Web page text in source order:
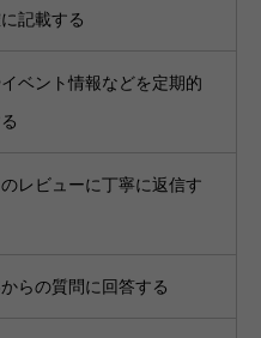
記載する
ベント情報などを定期的
レビューに丁寧に返信す
らの質問に回答する